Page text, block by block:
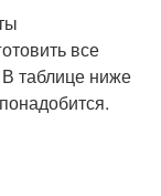
все
таблице ниже